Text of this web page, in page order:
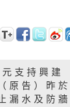
支持興建
原告）昨於
漏水及防牆